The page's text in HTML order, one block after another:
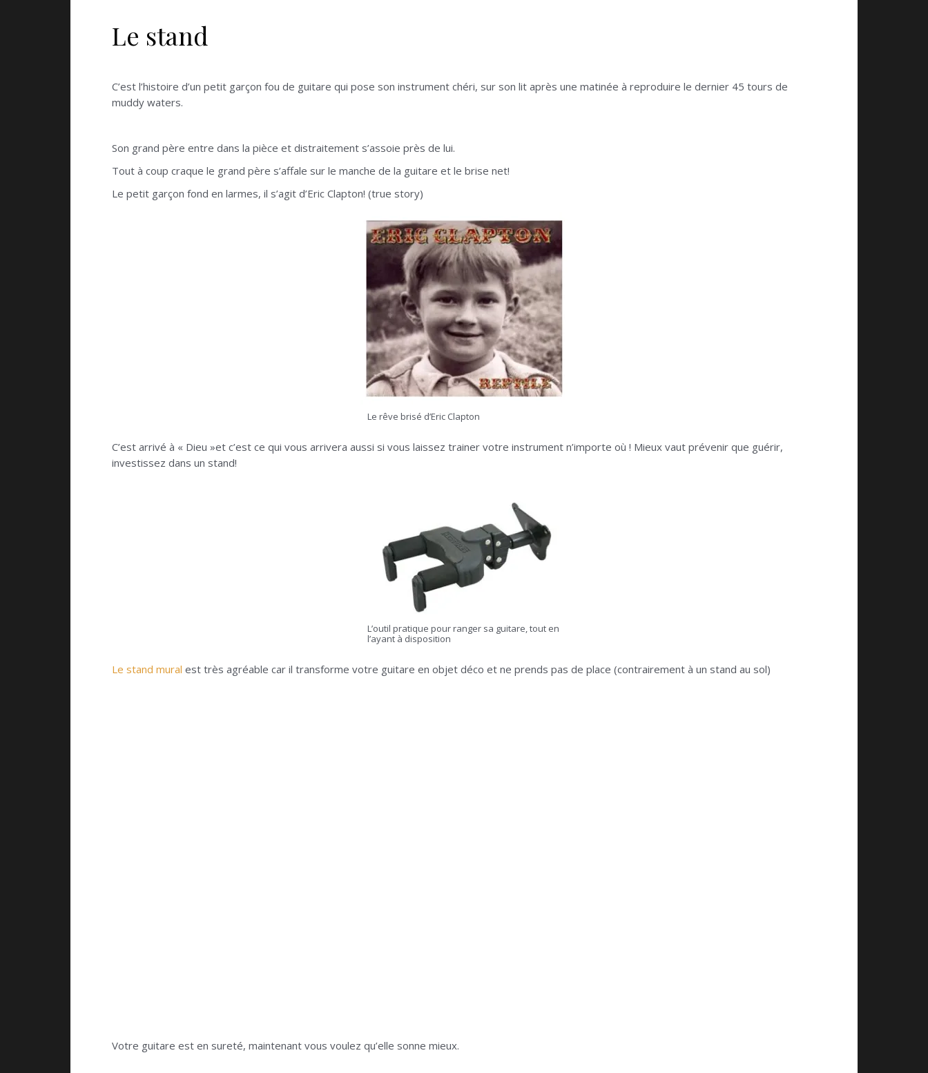
Le stand
C’est l’histoire d’un petit garçon fou de guitare qui pose son instrument chéri, sur son lit après une matinée à reproduire le dernier 45 tours de
muddy waters.
Son grand père entre dans la pièce et distraitement s’assoie près de lui.
Tout à coup craque le grand père s’affale sur le manche de la guitare et le brise net!
Le petit garçon fond en larmes, il s’agit d’Eric Clapton! (true story)
Le rêve brisé d’Eric Clapton
C’est arrivé à « Dieu »et c’est ce qui vous arrivera aussi si vous laissez trainer votre instrument n’importe où ! Mieux vaut prévenir que guérir,
investissez dans un stand!
L’outil pratique pour ranger sa guitare, tout en
l’ayant à disposition
Le stand mural est très agréable car il transforme votre guitare en objet déco et ne prends pas de place (contrairement à un stand au sol)
Votre guitare est en sureté, maintenant vous voulez qu’elle sonne mieux.